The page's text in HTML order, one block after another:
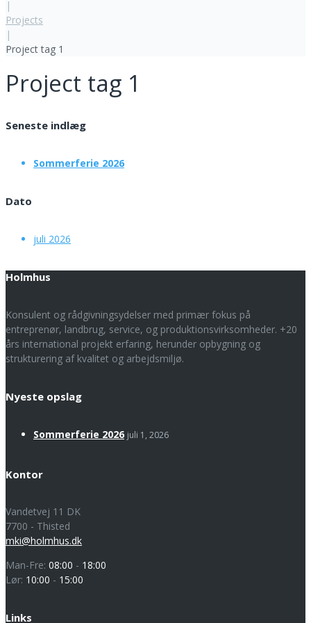
|
Projects
|
Project tag 1
Project tag 1
Seneste indlæg
Sommerferie 2026
Dato
juli 2026
Holmhus
Konsulent og rådgivningsydelser med primær fokus på
entreprenør, landbrug, service, og produktionsvirksomheder. +20
års international projekt erfaring, herunder opbygning og
strukturering af kvalitet og arbejdsmiljø.
Nyeste opslag
Sommerferie 2026 juli 1, 2026
Kontor
Vandetvej 11 DK
7700 - Thisted
mki@holmhus.dk
Man-Fre: 08:00 - 18:00
Lør: 10:00 - 15:00
Links